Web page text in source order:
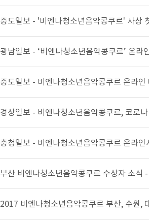
중도일보 - '비엔나청소년음악콩쿠르' 사상
광남일보 - ‘비엔나청소년음악콩쿠르’ 온라
중도일보 - 비엔나청소년음악콩쿠르 온라인
경상일보 - 비엔나청소년음악콩쿠르, 코로
충청일보 - 비엔나청소년음악콩쿠르 온라인
부산 비엔나청소년음악콩쿠르 수상자 소식
2017 비엔나청소년음악콩쿠르 부산, 수원,